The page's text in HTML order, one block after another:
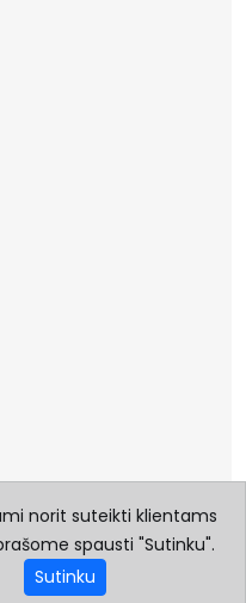
Batukai.eu
norit suteikti klientams
spausti "Sutinku".
Sutinku